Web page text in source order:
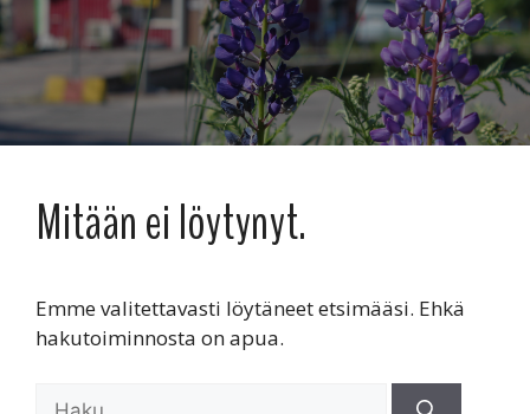
Mitään ei löytynyt.
Emme valitettavasti löytäneet etsimääsi. Ehkä
hakutoiminnosta on apua.
Haku: